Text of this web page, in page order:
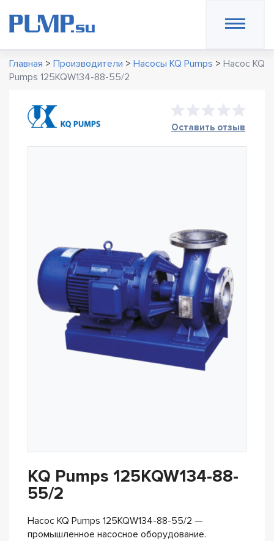
Главная > Производители > Насосы KQ Pumps > Насос KQ
Pumps 125KQW134-88-55/2
Оставить отзыв
KQ Pumps 125KQW134-88-
55/2
Насос KQ Pumps 125KQW134-88-55/2 —
промышленное насосное оборудование.